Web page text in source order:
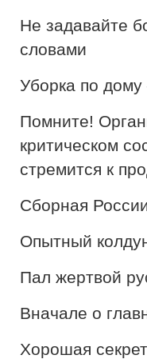
Не задавайте
словами
Уборка по
Помните!
критическом
стремится к
Сборная
Опытный
Пал жертвой
Вначале о
Хорошая